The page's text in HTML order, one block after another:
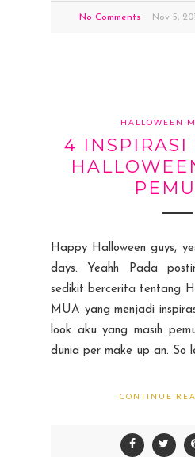
No Comments Nov 5,
HALLOWEEN
4 INSPIRASI
Happy Halloween guys,
days. Yeahh Pada
sedikit bercerita tentang
MUA yang menjadi
look aku yang masih
dunia per make up an. So
CONTINUE